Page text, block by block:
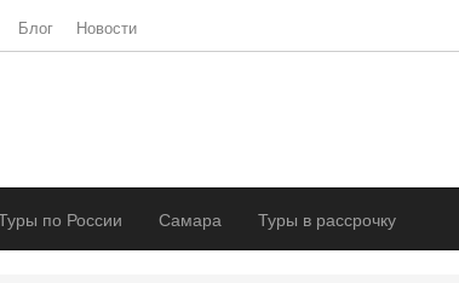
Блог Новости
по России Самара Туры в рассрочку